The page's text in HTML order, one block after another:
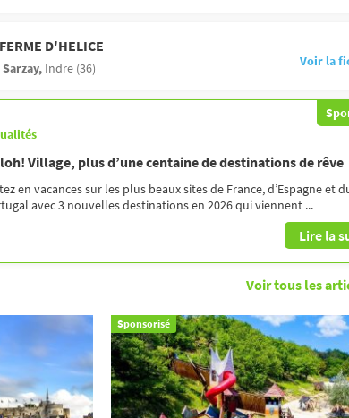
D'HELICE
Sarzay, Indre (36) Voir la
Village, plus d’une centaine de destinations de rêve
en vacances sur les plus beaux sites de France, d’Espagne et
avec 3 nouvelles destinations en 2026 qui viennent ...
Lire la
Voir tous les
Sponsorisé